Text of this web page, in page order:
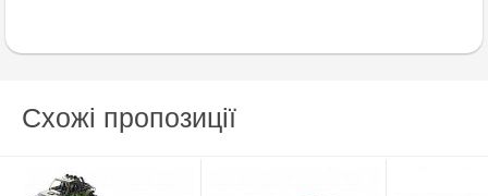
Схожі пропозиції